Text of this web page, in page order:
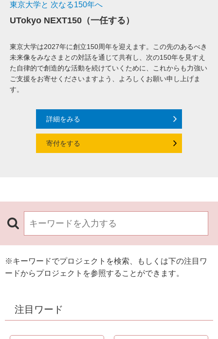
東京大学と 次なる150年へ
UTokyo NEXT150（一任する）
東京大学は2027年に創立150周年を迎えます。この先のあるべき
未来像をみなさまとの対話を通じて共有し、次の150年を見すえ
た自律的で創造的な活動を続けていくために、これからも力強い
ご支援をお寄せくださいますよう、よろしくお願い申し上げま
す。
詳細をみる
寄付をする
※キーワードでプロジェクトを検索、もしくは下の注目ワ
ードからプロジェクトを参照することができます。
注目ワード